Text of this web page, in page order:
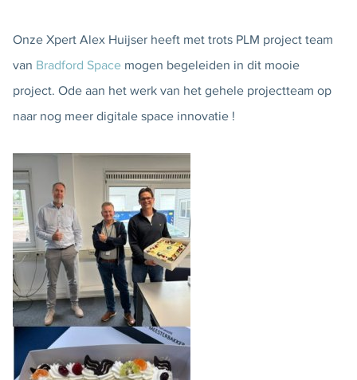
Onze Xpert Alex Huijser heeft met trots PLM project team
van Bradford Space mogen begeleiden in dit mooie
project. Ode aan het werk van het gehele projectteam op
naar nog meer digitale space innovatie !